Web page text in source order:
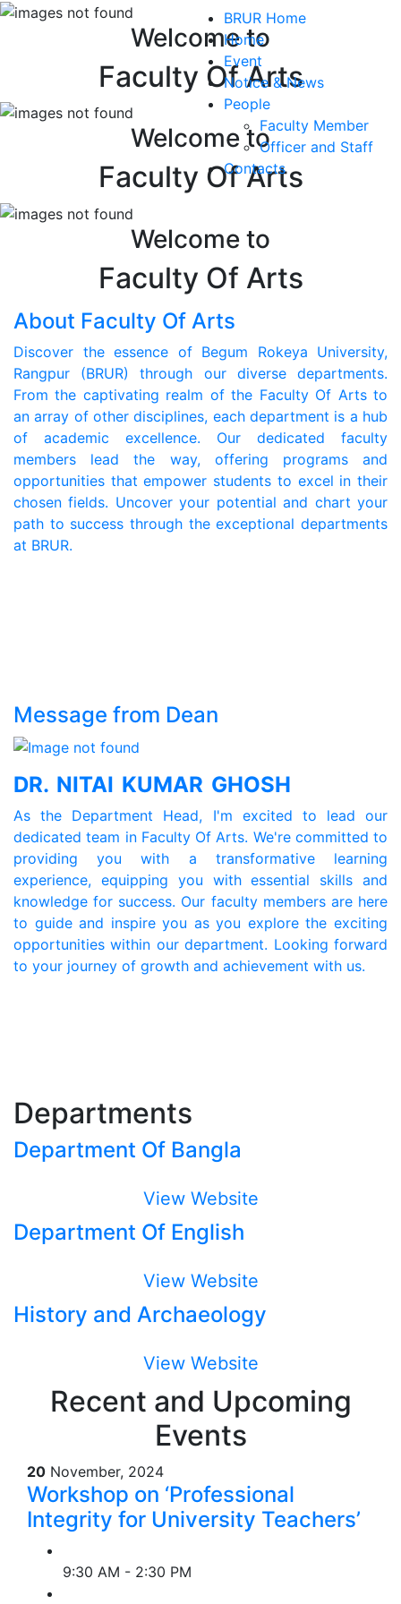
BRUR Home
Home
Event
Notice & News
People
Faculty Member
Officer and Staff
Contacts
Welcome to
Faculty Of Arts
Welcome to
Faculty Of Arts
Welcome to
Faculty Of Arts
About Faculty Of Arts
Discover the essence of Begum Rokeya University,
Rangpur (BRUR) through our diverse departments.
From the captivating realm of the Faculty Of Arts to
an array of other disciplines, each department is a hub
of academic excellence. Our dedicated faculty
members lead the way, offering programs and
opportunities that empower students to excel in their
chosen fields. Uncover your potential and chart your
path to success through the exceptional departments
at BRUR.
Message from Dean
DR. NITAI KUMAR GHOSH
As the Department Head, I'm excited to lead our
dedicated team in Faculty Of Arts. We're committed to
providing you with a transformative learning
experience, equipping you with essential skills and
knowledge for success. Our faculty members are here
to guide and inspire you as you explore the exciting
opportunities within our department. Looking forward
to your journey of growth and achievement with us.
Departments
Department Of Bangla
View Website
Department Of English
View Website
History and Archaeology
View Website
Recent and Upcoming
Events
20 November, 2024
Workshop on ‘Professional
Integrity for University Teachers’
9:30 AM - 2:30 PM